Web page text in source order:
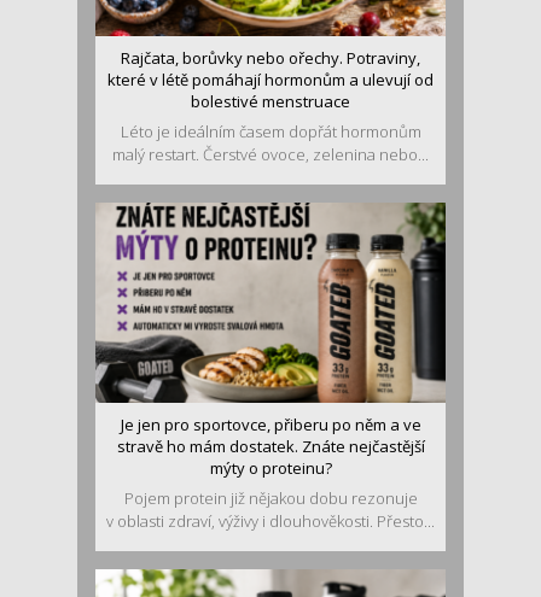
Rajčata, borůvky nebo ořechy. Potraviny,
které v létě pomáhají hormonům a ulevují od
bolestivé menstruace
Léto je ideálním časem dopřát hormonům
malý restart. Čerstvé ovoce, zelenina nebo...
Je jen pro sportovce, přiberu po něm a ve
stravě ho mám dostatek. Znáte nejčastější
mýty o proteinu?
Pojem protein již nějakou dobu rezonuje
v oblasti zdraví, výživy i dlouhověkosti. Přesto...